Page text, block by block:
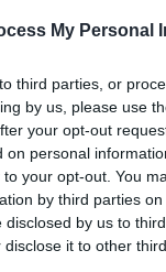
My Personal
third parties, or
by us, please use
your opt-out
personal
your opt-out. You
by third parties on
by us to
it to other
cytuj
15-04-
jakiego miejsca?